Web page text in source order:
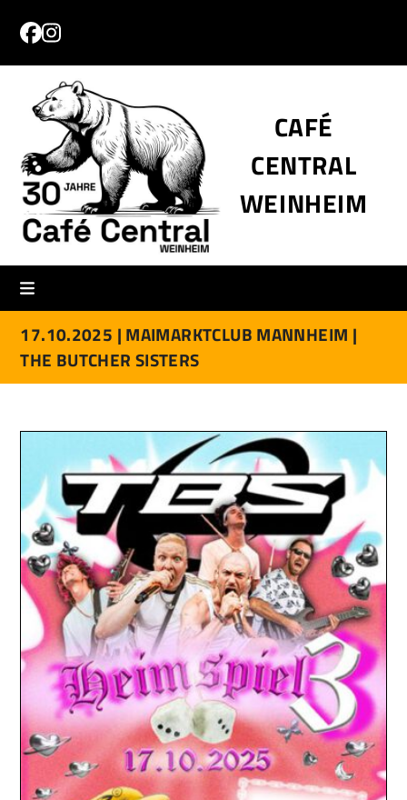
content
Facebook
Instagram
CAFÉ
CENTRAL
WEINHEIM
17.10.2025 | MAIMARKTCLUB MANNHEIM |
THE BUTCHER SISTERS